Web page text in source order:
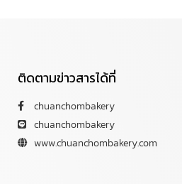
ติดตามข่าวสารได้ที่
chuanchombakery
chuanchombakery
www.chuanchombakery.com